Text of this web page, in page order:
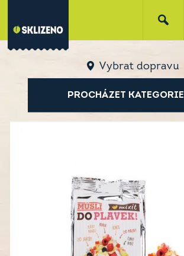
Vybrat dopravu
PROCHÁZET KATEGORIE